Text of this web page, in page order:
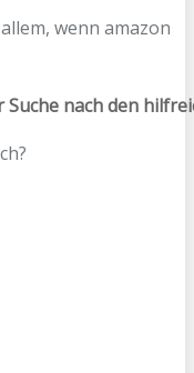
wenn amazon
nach den